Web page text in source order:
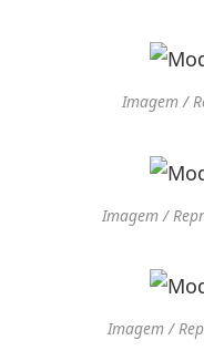
Imagem /
Imagem /
Imagem /